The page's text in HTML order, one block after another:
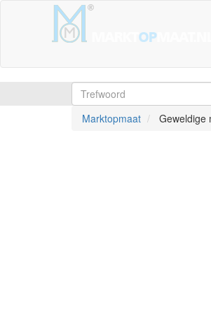
Marktopmaat
Geweldige